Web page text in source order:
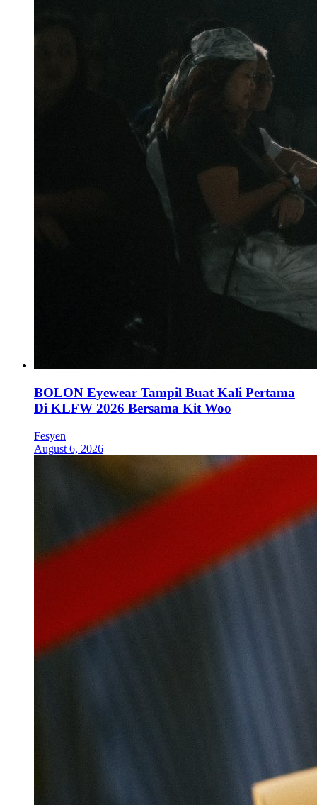
BOLON Eyewear Tampil Buat Kali Pertama
Di KLFW 2026 Bersama Kit Woo
Fesyen
August 6, 2026